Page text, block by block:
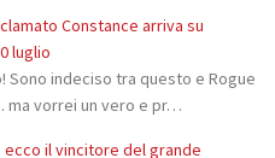
Constance arriva su
luglio
Sono indeciso tra questo e Rogue
ma vorrei un vero e pr…
ecco il vincitore del grande